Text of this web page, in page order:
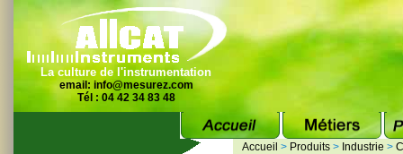
La culture de l'instrumentation
email: info@mesurez.com
Tél : 04 42 34 83 48
Accueil > Produits > Industrie >